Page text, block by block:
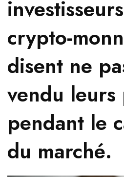
crypto-
disent ne
vendu leurs
pendant le
du marché.